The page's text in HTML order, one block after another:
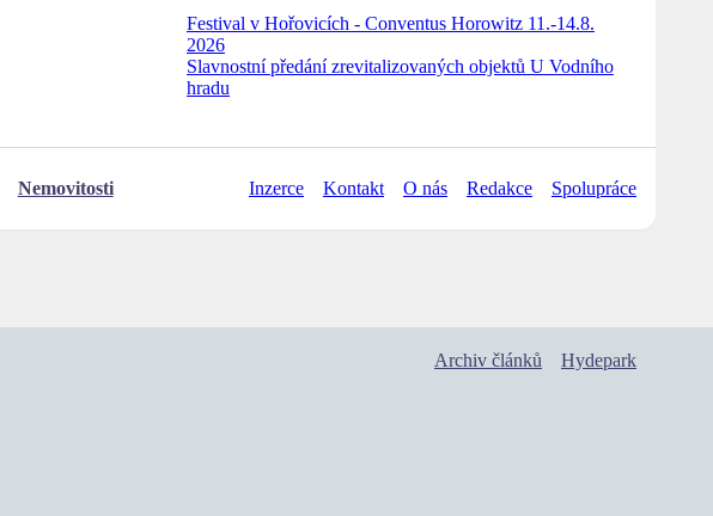
Festival v Hořovicích - Conventus Horowitz 11.-14.8.
2026
Slavnostní předání zrevitalizovaných objektů U Vodního
hradu
Nemovitosti Inzerce Kontakt O nás Redakce Spolupráce
Archiv článků Hydepark